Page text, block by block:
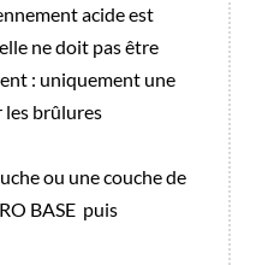
acide est
ne doit pas être
: uniquement une
les brûlures
ou une couche de
BASE puis